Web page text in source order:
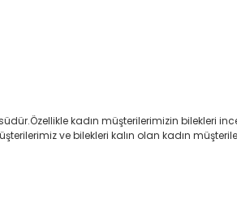
kadın müşterilerimizin bilekleri
ve bilekleri kalın olan kadın